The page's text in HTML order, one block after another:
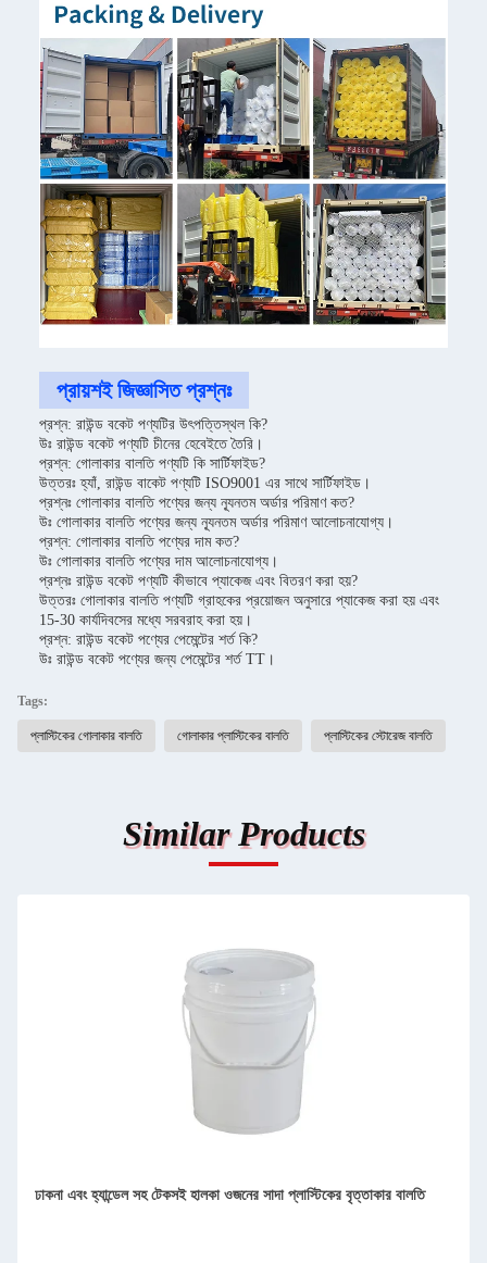
প্রায়শই জিজ্ঞাসিত প্রশ্নঃ
প্রশ্ন: রাউন্ড বকেট পণ্যটির উৎপত্তিস্থল কি?
উঃ রাউন্ড বকেট পণ্যটি চীনের হেবেইতে তৈরি।
প্রশ্ন: গোলাকার বালতি পণ্যটি কি সার্টিফাইড?
উত্তরঃ হ্যাঁ, রাউন্ড বাকেট পণ্যটি ISO9001 এর সাথে সার্টিফাইড।
প্রশ্নঃ গোলাকার বালতি পণ্যের জন্য ন্যূনতম অর্ডার পরিমাণ কত?
উঃ গোলাকার বালতি পণ্যের জন্য ন্যূনতম অর্ডার পরিমাণ আলোচনাযোগ্য।
প্রশ্ন: গোলাকার বালতি পণ্যের দাম কত?
উঃ গোলাকার বালতি পণ্যের দাম আলোচনাযোগ্য।
প্রশ্নঃ রাউন্ড বকেট পণ্যটি কীভাবে প্যাকেজ এবং বিতরণ করা হয়?
উত্তরঃ গোলাকার বালতি পণ্যটি গ্রাহকের প্রয়োজন অনুসারে প্যাকেজ করা হয় এবং
15-30 কার্যদিবসের মধ্যে সরবরাহ করা হয়।
প্রশ্ন: রাউন্ড বকেট পণ্যের পেমেন্টের শর্ত কি?
উঃ রাউন্ড বকেট পণ্যের জন্য পেমেন্টের শর্ত TT।
Tags:
প্লাস্টিকের গোলাকার বালতি গোলাকার প্লাস্টিকের বালতি প্লাস্টিকের স্টোরেজ বালতি
Similar Products
ঢাকনা এবং হ্যান্ডেল সহ টেকসই হালকা ওজনের সাদা প্লাস্টিকের বৃত্তাকার বালতি